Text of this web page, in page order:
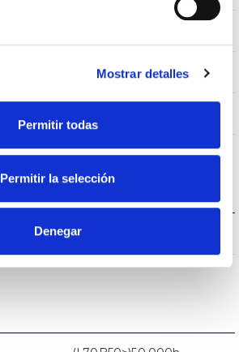
Mostrar detalles
Permitir todas
Permitir la selección
Denegar
BLANCO